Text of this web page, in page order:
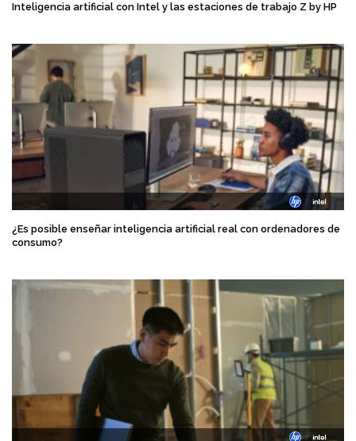
Inteligencia artificial con Intel y las estaciones de trabajo Z by HP
¿Es posible enseñar inteligencia artificial real con ordenadores de
consumo?